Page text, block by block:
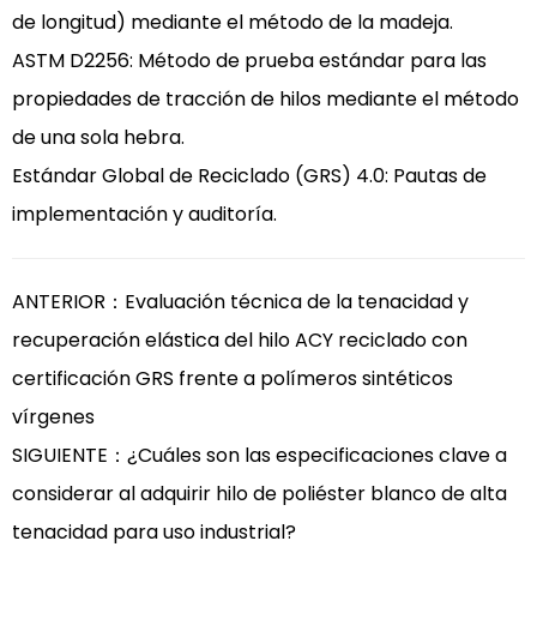
de longitud) mediante el método de la madeja.
ASTM D2256: Método de prueba estándar para las
propiedades de tracción de hilos mediante el método
de una sola hebra.
Estándar Global de Reciclado (GRS) 4.0: Pautas de
implementación y auditoría.
ANTERIOR：Evaluación técnica de la tenacidad y
recuperación elástica del hilo ACY reciclado con
certificación GRS frente a polímeros sintéticos
vírgenes
SIGUIENTE：¿Cuáles son las especificaciones clave a
considerar al adquirir hilo de poliéster blanco de alta
tenacidad para uso industrial?